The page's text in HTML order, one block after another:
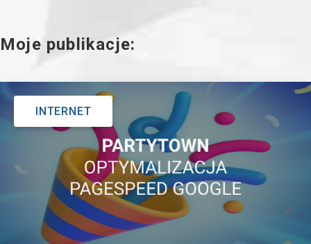
Moje publikacje:
INTERNET